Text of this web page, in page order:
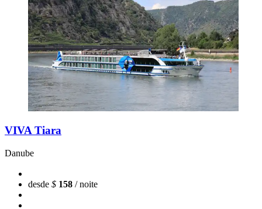
VIVA Tiara
Danube
desde $ 158 / noite